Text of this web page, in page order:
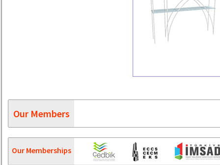
Our Members
Our Memberships